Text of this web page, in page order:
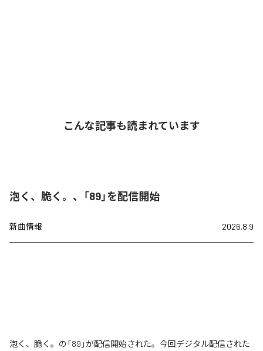
こんな記事も読まれています
泡く、脆く。、「89」を配信開始
新曲情報 2026.8.9
泡く、脆く。の「89」が配信開始された。今回デジタル配信された